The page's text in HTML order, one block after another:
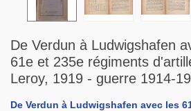
De Verdun à Ludwigshafen
61e et 235e régiments
Leroy, 1919 - guerre 1914-
De Verdun à Ludwigshafen avec les